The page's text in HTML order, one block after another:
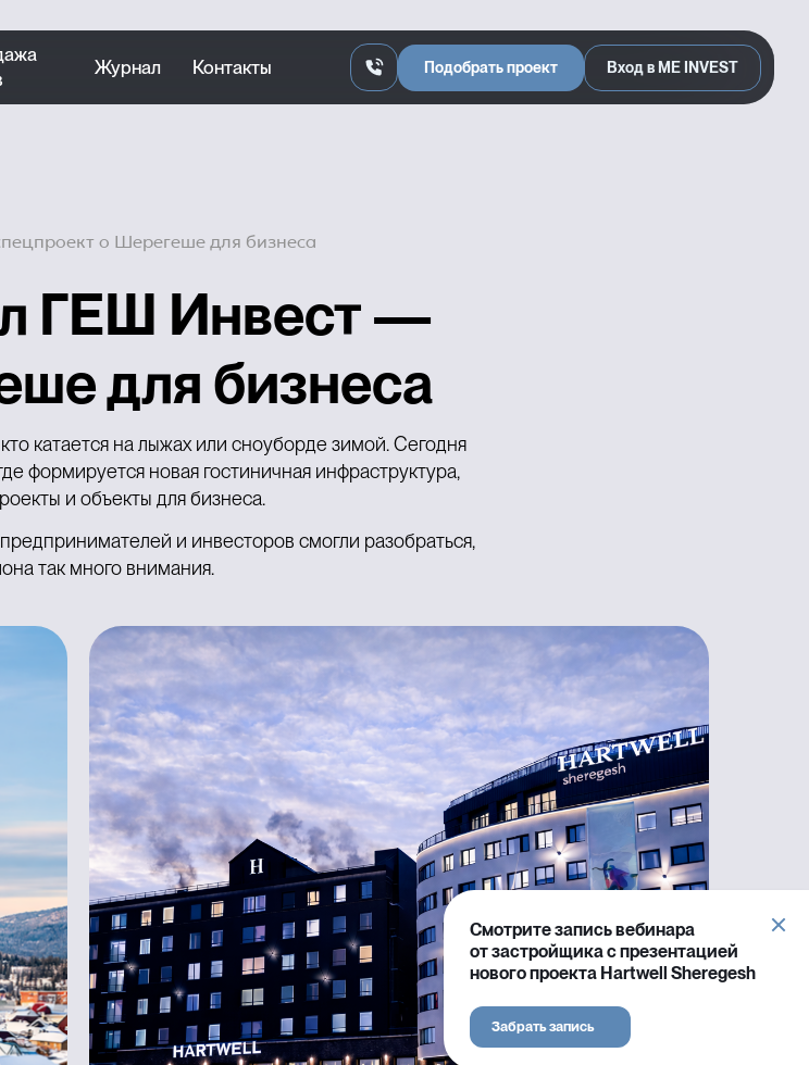
Журнал Контакты Подобрать проект Вход в ME INVEST
о Шерегеше для бизнеса
ГЕШ Инвест —
для бизнеса
катается на лыжах или сноуборде зимой. Сегодня
формируется новая гостиничная инфраструктура,
и объекты для бизнеса.
и инвесторов смогли разобраться,
так много внимания.
Смотрите запись вебинара
от застройщика с презентацией
нового проекта Hartwell Sheregesh
Забрать запись